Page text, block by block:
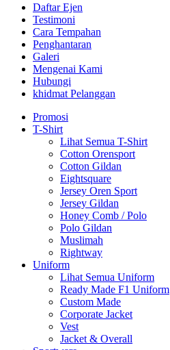
Daftar Ejen
Testimoni
Cara Tempahan
Penghantaran
Galeri
Mengenai Kami
Hubungi
khidmat Pelanggan
Promosi
T-Shirt
Lihat Semua T-Shirt
Cotton Orensport
Cotton Gildan
Eightsquare
Jersey Oren Sport
Jersey Gildan
Honey Comb / Polo
Polo Gildan
Muslimah
Rightway
Uniform
Lihat Semua Uniform
Ready Made F1 Uniform
Custom Made
Corporate Jacket
Vest
Jacket & Overall